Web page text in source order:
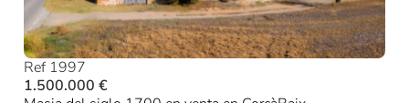
Ref 1997
1.500.000 €